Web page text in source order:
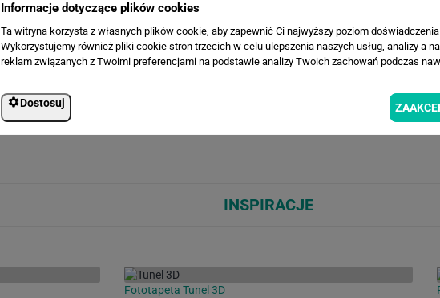
WIZUALIZACJE PRODUKTU
INSPIRACJE
Fototapeta Tunel 3D
Informacje dotyczące plików cookies
Ta witryna korzysta z własnych plików cookie, aby zapewnić Ci najwyższy poziom
Wykorzystujemy również pliki cookie stron trzecich w celu ulepszenia naszych usług, analizy a
reklam związanych z Twoimi preferencjami na podstawie analizy Twoich zachowań podczas
Dostosuj